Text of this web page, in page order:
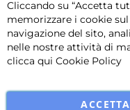
Cliccando su “Accetta
memorizzare i cookie
navigazione del sito,
nelle nostre attività di
clicca qui Cookie Policy